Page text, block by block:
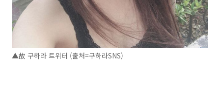
▲故 구하라 트위터 (출처=구하라SNS)